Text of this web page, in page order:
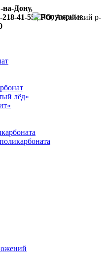
на-Дону,
218-41-55|РО, Аксайский р-
лёд»